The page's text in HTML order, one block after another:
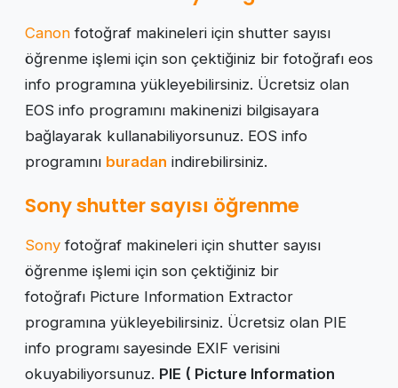
Canon fotoğraf makineleri için shutter sayısı
öğrenme işlemi için son çektiğiniz bir fotoğrafı eos
info programına yükleyebilirsiniz. Ücretsiz olan
EOS info programını makinenizi bilgisayara
bağlayarak kullanabiliyorsunuz. EOS info
programını buradan indirebilirsiniz.
Sony shutter sayısı öğrenme
Sony fotoğraf makineleri için shutter sayısı
öğrenme işlemi için son çektiğiniz bir
fotoğrafı Picture Information Extractor
programına yükleyebilirsiniz. Ücretsiz olan PIE
info programı sayesinde EXIF verisini
okuyabiliyorsunuz. PIE ( Picture Information